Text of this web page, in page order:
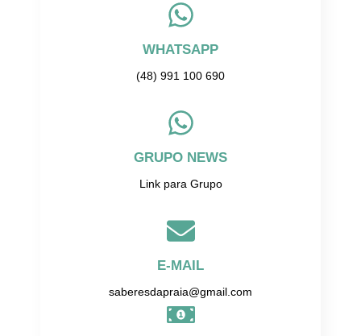
WHATSAPP
(48) 991 100 690
GRUPO NEWS
Link para Grupo
E-MAIL
saberesdapraia@gmail.com